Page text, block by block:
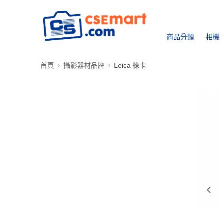
商品分類 相
首頁 攝影器材品牌 Leica 徠卡